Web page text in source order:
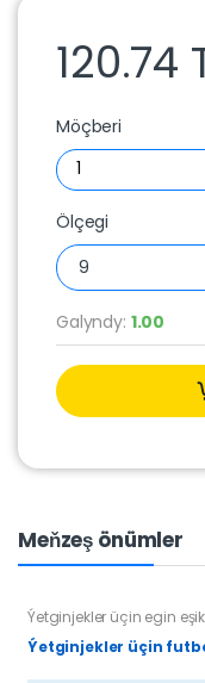
120.74
Möçberi
Ölçegi
9
Galyndy: 1.00
Meňzeş önümler
Ýetginjekler üçin egin eşik
Ýetginjekler üçin